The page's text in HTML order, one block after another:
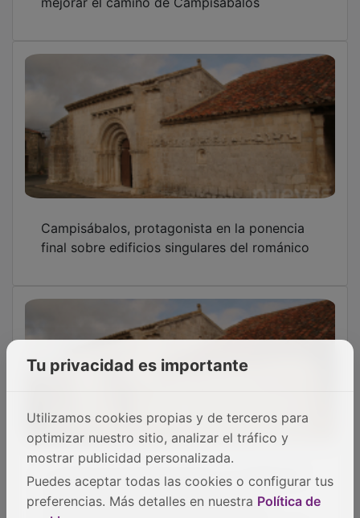
final sobre edificios singulares del románico
La iglesia de San Bartolomé y la capilla de
San Galindo en Campisábalos
protagonizarán un curso online sobre
Tu privacidad es importante
Utilizamos cookies propias y de terceros para
optimizar nuestro sitio, analizar el tráfico y
mostrar publicidad personalizada.
Puedes aceptar todas las cookies o configurar tus
preferencias. Más detalles en nuestra Política de